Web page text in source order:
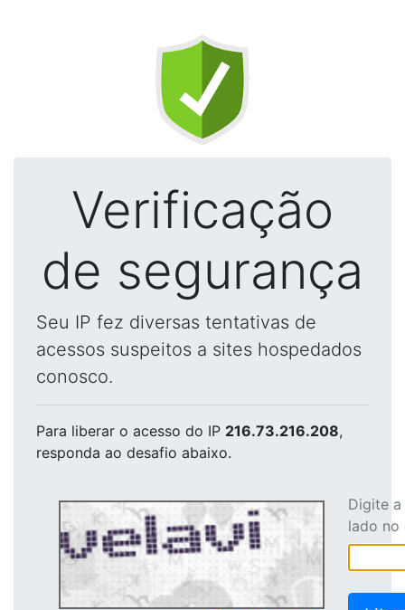
Verificação
de segurança
Seu IP fez diversas tentativas de
acessos suspeitos a sites hospedados
conosco.
Para liberar o acesso do IP 216.73.216.208,
responda ao desafio abaixo.
Digite
lado no